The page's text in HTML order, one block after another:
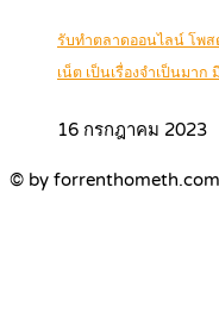
รับทำตลาดออนไลน์ โพ
เน็ต เป็นเรื่องจำเป็นมาก
16 กรกฎาคม 2023
© by